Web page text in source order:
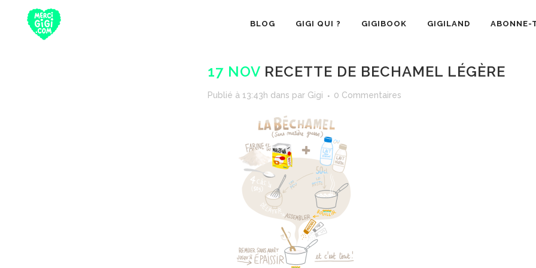
BLOG GIGI QUI ? GIGIBOOK GIGILAND ABONNE-
17 NOV RECETTE DE BECHAMEL LÉGÈRE
Publié à 13:43h dans par Gigi 0 Commentaires